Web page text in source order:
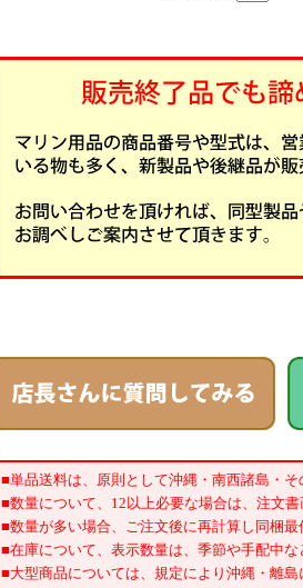
■単品送料は、原則として沖縄・南西諸島・
■数量について、12以上必要な場合は、注文
■数量が多い場合、ご注文後に再計算し同梱
■在庫について、表示数量は、季節や手配中
■大型商品については、規定により沖縄・離